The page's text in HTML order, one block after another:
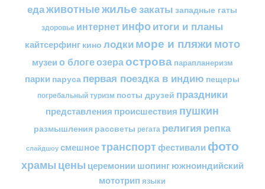
едаживотныежильезакаты западные гаты
здоровье интернетинфоитоги и планы
кайтсерфинг кино лодкиморе и пляжимото
музеи о блогеозераострова парапланеризм
парки паруса первая поездка в индию пещеры
погребальный туризм посты друзей праздники
представления происшествия пушкин
размышления рассветы регата религия репка
слайдшоу смешноетранспортфестивали фото
храмы цены церемонии шопингюжноиндийский
мототрип языки